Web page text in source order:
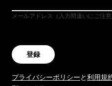
メールアドレス（入力間違いにご注意
登録
プライバシーポリシーと利用規